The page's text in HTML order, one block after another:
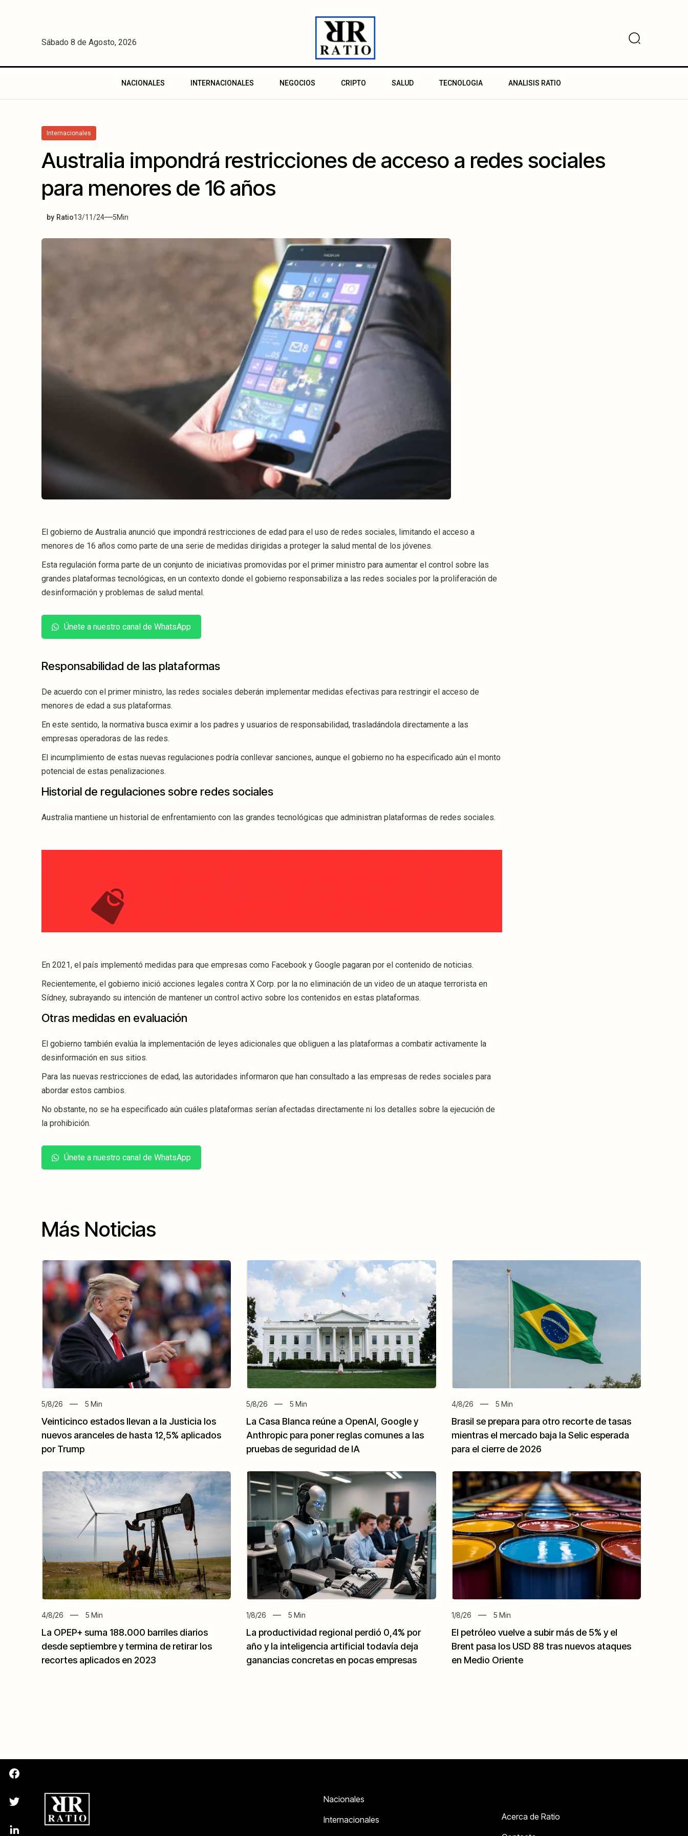
Sábado 8 de Agosto, 2026
NACIONALES INTERNACIONALES NEGOCIOS CRIPTO SALUD TECNOLOGIA ANALISIS RATIO
Internacionales
Australia impondrá restricciones de acceso a redes sociales
para menores de 16 años
by Ratio13/11/24 5Min
El gobierno de Australia anunció que impondrá restricciones de edad para el uso de redes sociales, limitando el acceso a
menores de 16 años como parte de una serie de medidas dirigidas a proteger la salud mental de los jóvenes.
Esta regulación forma parte de un conjunto de iniciativas promovidas por el primer ministro para aumentar el control sobre las
grandes plataformas tecnológicas, en un contexto donde el gobierno responsabiliza a las redes sociales por la proliferación de
desinformación y problemas de salud mental.
Únete a nuestro canal de WhatsApp
Responsabilidad de las plataformas
De acuerdo con el primer ministro, las redes sociales deberán implementar medidas efectivas para restringir el acceso de
menores de edad a sus plataformas.
En este sentido, la normativa busca eximir a los padres y usuarios de responsabilidad, trasladándola directamente a las
empresas operadoras de las redes.
El incumplimiento de estas nuevas regulaciones podría conllevar sanciones, aunque el gobierno no ha especificado aún el monto
potencial de estas penalizaciones.
Historial de regulaciones sobre redes sociales
Australia mantiene un historial de enfrentamiento con las grandes tecnológicas que administran plataformas de redes sociales.
En 2021, el país implementó medidas para que empresas como Facebook y Google pagaran por el contenido de noticias.
Recientemente, el gobierno inició acciones legales contra X Corp. por la no eliminación de un video de un ataque terrorista en
Sídney, subrayando su intención de mantener un control activo sobre los contenidos en estas plataformas.
Otras medidas en evaluación
El gobierno también evalúa la implementación de leyes adicionales que obliguen a las plataformas a combatir activamente la
desinformación en sus sitios.
Para las nuevas restricciones de edad, las autoridades informaron que han consultado a las empresas de redes sociales para
abordar estos cambios.
No obstante, no se ha especificado aún cuáles plataformas serían afectadas directamente ni los detalles sobre la ejecución de
la prohibición.
Únete a nuestro canal de WhatsApp
Más Noticias
5/8/26 5 Min
Veinticinco estados llevan a la Justicia los
nuevos aranceles de hasta 12,5% aplicados
por Trump
5/8/26 5 Min
La Casa Blanca reúne a OpenAI, Google y
Anthropic para poner reglas comunes a las
pruebas de seguridad de IA
4/8/26 5 Min
Brasil se prepara para otro recorte de tasas
mientras el mercado baja la Selic esperada
para el cierre de 2026
4/8/26 5 Min
La OPEP+ suma 188.000 barriles diarios
desde septiembre y termina de retirar los
recortes aplicados en 2023
1/8/26 5 Min
La productividad regional perdió 0,4% por
año y la inteligencia artificial todavía deja
ganancias concretas en pocas empresas
1/8/26 5 Min
El petróleo vuelve a subir más de 5% y el
Brent pasa los USD 88 tras nuevos ataques
en Medio Oriente
Nacionales
Internacionales
Acerca de Ratio